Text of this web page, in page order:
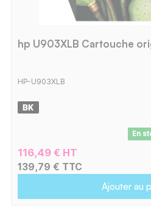
hp U903XLB Cartouche
HP-U903XLB
En
116,49 € HT
139,79 € TTC
Ajouter au